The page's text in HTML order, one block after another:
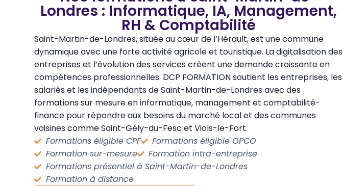
Londres : Informatique, IA, Management,
RH & Comptabilité
Saint-Martin-de-Londres, située au cœur de l’Hérault, est une commune
dynamique avec une forte activité agricole et touristique. La digitalisation des
entreprises et l’évolution des services créent une demande croissante en
compétences professionnelles. DCP FORMATION soutient les entreprises, les
salariés et les indépendants de Saint-Martin-de-Londres avec des
formations sur mesure en informatique, management et comptabilité-
finance pour répondre aux besoins du marché local et des communes
voisines comme Saint-Gély-du-Fesc et Viols-le-Fort.
Formations éligible CPF
Formations éligible OPCO
Formation sur-mesure
Formation intra-entreprise
Formations présentiel à Saint-Martin-de-Londres
Formation à distance